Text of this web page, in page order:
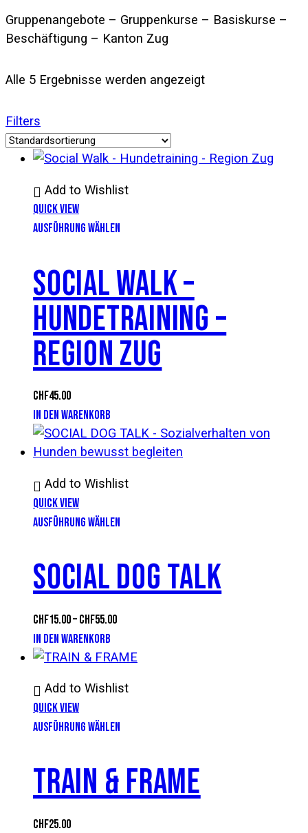
Gruppenangebote – Gruppenkurse – Basiskurse –
Beschäftigung – Kanton Zug
Alle 5 Ergebnisse werden angezeigt
Filters
Add to Wishlist
Quick View
AUSFÜHRUNG WÄHLEN
SOCIAL WALK –
HUNDETRAINING –
REGION ZUG
CHF45.00
IN DEN WARENKORB
Add to Wishlist
Quick View
AUSFÜHRUNG WÄHLEN
SOCIAL DOG TALK
CHF15.00–CHF55.00
IN DEN WARENKORB
Add to Wishlist
Quick View
AUSFÜHRUNG WÄHLEN
TRAIN & FRAME
CHF25.00